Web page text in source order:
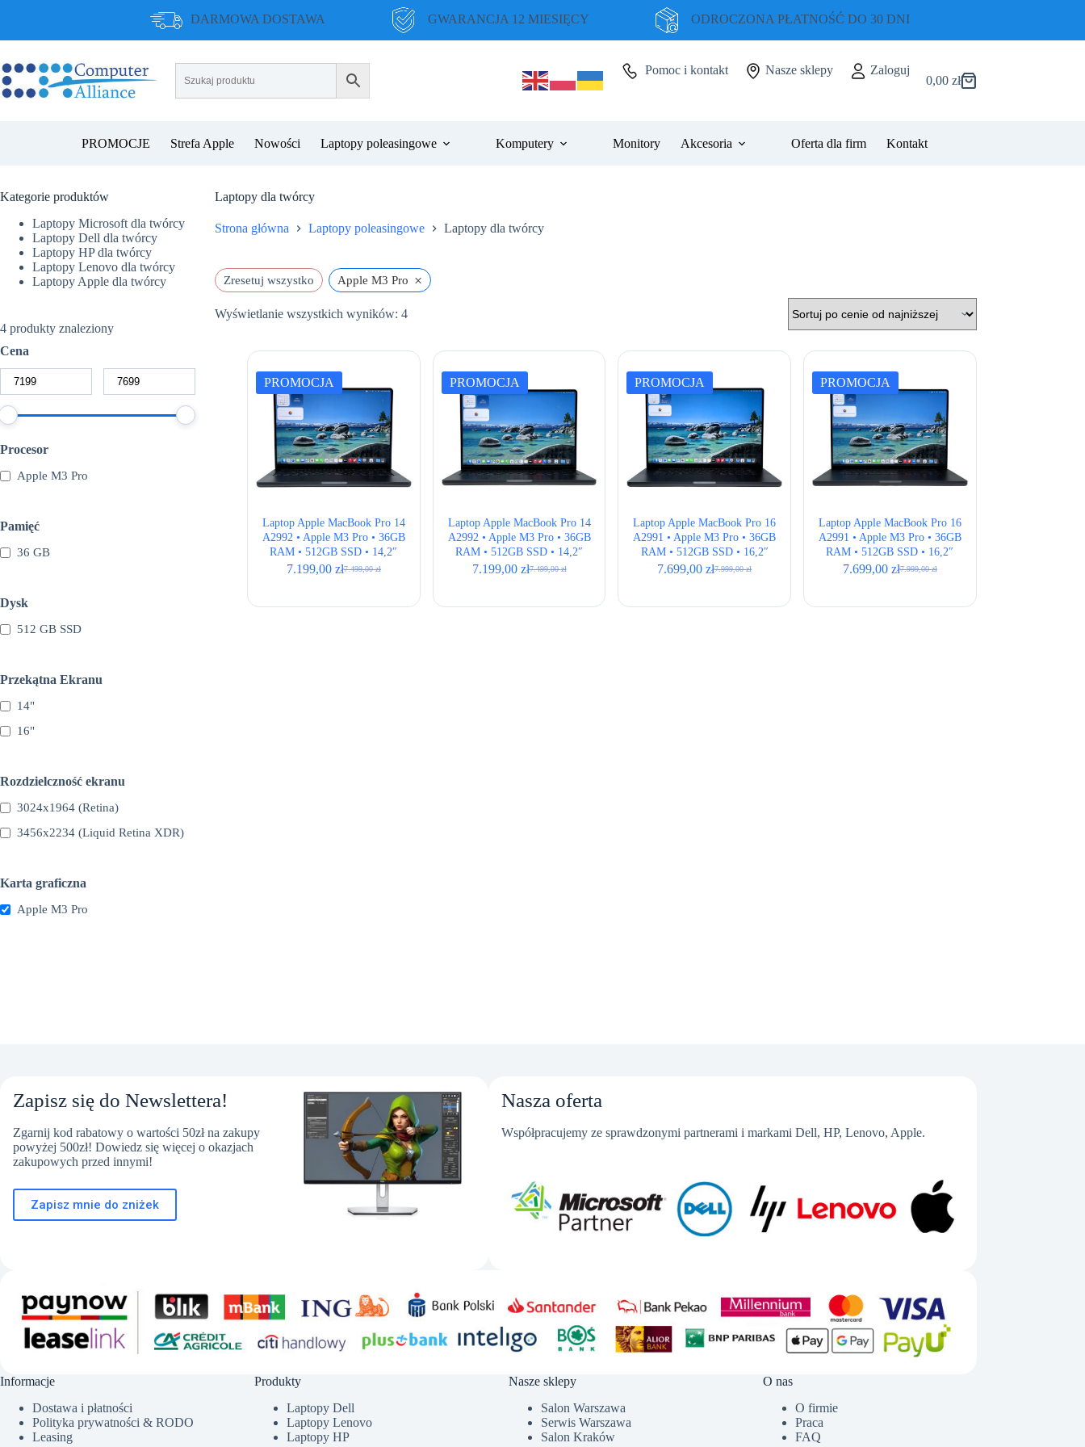
DARMOWA DOSTAWA GWARANCJA 12 MIESIĘCY ODROCZONA PŁATNOŚĆ DO 30 DNI
Pomoc i kontakt Nasze sklepy
Zaloguj
Koszyk
0,00 zł
PROMOCJE Strefa Apple Nowości Laptopy poleasingowe Komputery Monitory Akcesoria Oferta dla firm Kontakt
Laptopy dla twórcy
Strona główna Laptopy poleasingowe Laptopy dla twórcy
Zresetuj wszystko Apple M3 Pro ×
Wyświetlanie wszystkich wyników: 4Posortowane
od
PROMOCJA
Laptop Apple MacBook Pro 14
A2992 • Apple M3 Pro • 36GB
RAM • 512GB SSD • 14,2″
Retina • Space Black • ANSI
7.499,00zł
Pierwotna
wynosiła:
7.199,00 zł
Aktualna
wynosi:
PROMOCJA
Laptop Apple MacBook Pro 14
A2992 • Apple M3 Pro • 36GB
RAM • 512GB SSD • 14,2″
Retina • Space Black • ISO
7.499,00zł
Pierwotna
wynosiła:
7.199,00 zł
Aktualna
wynosi:
PROMOCJA
Laptop Apple MacBook Pro 16
A2991 • Apple M3 Pro • 36GB
RAM • 512GB SSD • 16,2″
Retina • Space Black • ANSI
7.999,00zł
Pierwotna
wynosiła:
7.699,00zł
Aktualna
wynosi:
PROMOCJA
Laptop Apple MacBook Pro 16
A2991 • Apple M3 Pro • 36GB
RAM • 512GB SSD • 16,2″
Retina • Space Black • ISO
7.999,00zł
Pierwotna
wynosiła:
7.699,00 zł
Aktualna
wynosi:
Kategorie produktów
Laptopy Microsoft dla twórcy
Laptopy Dell dla twórcy
Laptopy HP dla twórcy
Laptopy Lenovo dla twórcy
Laptopy Apple dla twórcy
4 produkty znaleziony
Cena
Procesor
Apple M3 Pro
Pamięć
36 GB
Dysk
512 GB SSD
Przekątna Ekranu
14"
16"
Rozdzielczność ekranu
3024x1964 (Retina)
3456x2234 (Liquid Retina XDR)
Karta graficzna
Apple M3 Pro
Zapisz się do Newslettera!
Zgarnij kod rabatowy o wartości 50zł na zakupy
powyżej 500zł! Dowiedz się więcej o okazjach
zakupowych przed innymi!
Zapisz mnie do zniżek
Nasza oferta
Współpracujemy ze sprawdzonymi partnerami i markami Dell, HP, Lenovo, Apple.
Informacje
Dostawa i płatności
Polityka prywatności & RODO
Leasing
Produkty
Laptopy Dell
Laptopy Lenovo
Laptopy HP
Nasze sklepy
Salon Warszawa
Serwis Warszawa
Salon Kraków
O nas
O firmie
Praca
FAQ